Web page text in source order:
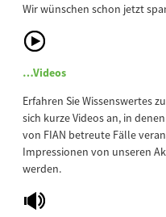
Wir wünschen schon jetzt
…Videos
Erfahren Sie Wissenswertes
sich kurze Videos an, in
von FIAN betreute Fälle
Impressionen von unseren
werden.